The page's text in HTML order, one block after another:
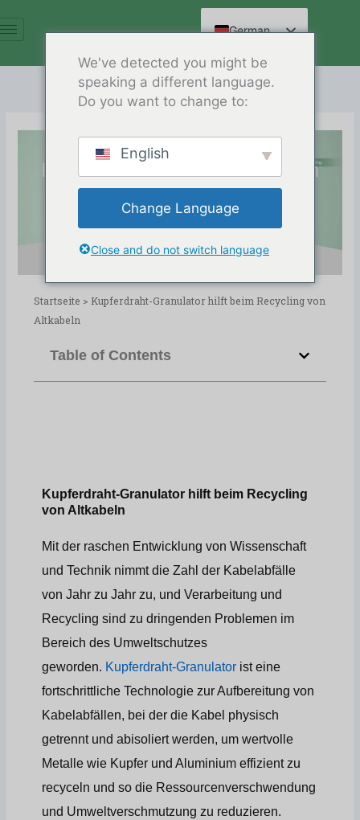
Inhalt
German
English
Spanish
Arabic
French
Russian
Hindi
Chinese
Kupferdraht-Granulator hilft beim
Erscheinungsdatum:03/05/2024
Startseite > Kupferdraht-Granulator hilft beim Recycling von
Altkabeln
Table of Contents
Kupferdraht-Granulator hilft beim Recycling
von Altkabeln
Mit der raschen Entwicklung von Wissenschaft
und Technik nimmt die Zahl der Kabelabfälle
von Jahr zu Jahr zu, und Verarbeitung und
Recycling sind zu dringenden Problemen im
Bereich des Umweltschutzes
geworden. Kupferdraht-Granulator ist eine
fortschrittliche Technologie zur Aufbereitung von
Kabelabfällen, bei der die Kabel physisch
getrennt und abisoliert werden, um wertvolle
Metalle wie Kupfer und Aluminium effizient zu
recyceln und so die Ressourcenverschwendung
und Umweltverschmutzung zu reduzieren.
We've detected you might be
speaking a different language.
Do you want to change to:
English
Change Language
Close and do not switch language